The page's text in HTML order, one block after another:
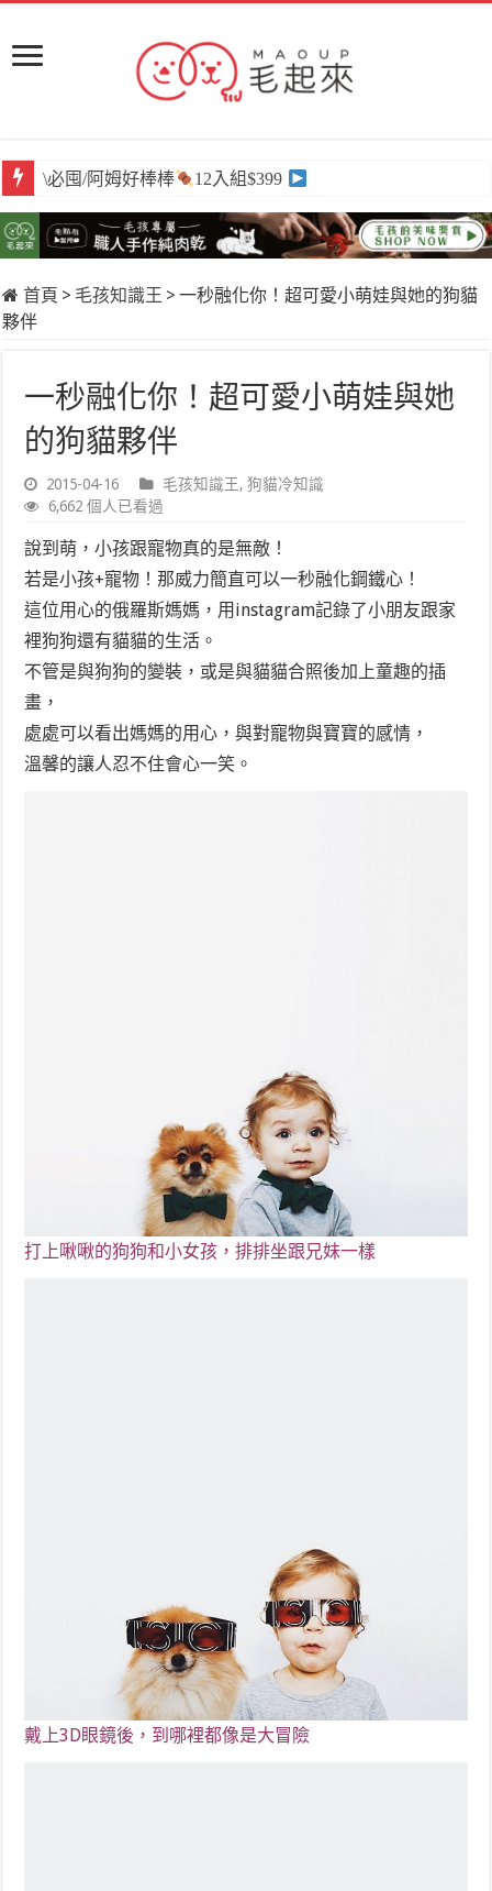
\必囤/阿姆好棒棒 12入組$399
首頁 > 毛孩知識王 > 一秒融化你！超可愛小萌娃與她的狗貓
夥伴
一秒融化你！超可愛小萌娃與她
的狗貓夥伴
2015-04-16 毛孩知識王,狗貓冷知識
6,662 個人已看過
說到萌，小孩跟寵物真的是無敵！
若是小孩+寵物！那威力簡直可以一秒融化鋼鐵心！
這位用心的俄羅斯媽媽，用instagram記錄了小朋友跟家
裡狗狗還有貓貓的生活。
不管是與狗狗的變裝，或是與貓貓合照後加上童趣的插
畫，
處處可以看出媽媽的用心，與對寵物與寶寶的感情，
溫馨的讓人忍不住會心一笑。
打上啾啾的狗狗和小女孩，排排坐跟兄妹一樣
戴上3D眼鏡後，到哪裡都像是大冒險